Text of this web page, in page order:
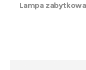
Lampa